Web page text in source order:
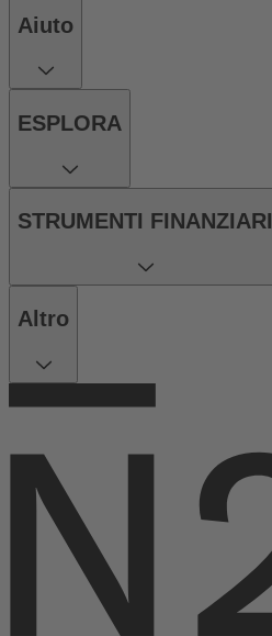
Aiuto
ESPLORA
STRUMENTI FINANZIARI
Altro